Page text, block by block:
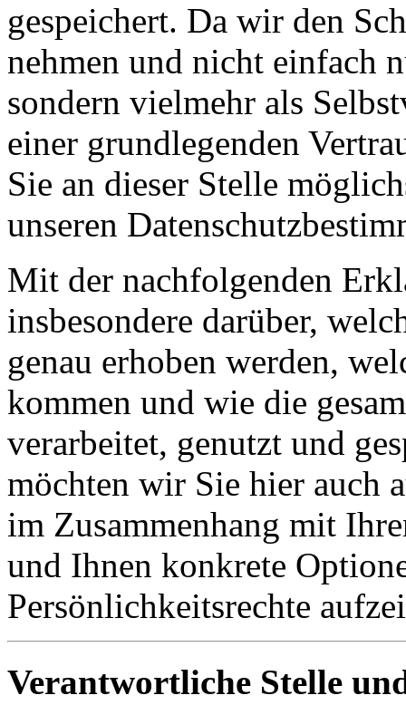
gespeichert. Da wir den
nehmen und nicht einfach
sondern vielmehr als
einer grundlegenden
Sie an dieser Stelle
unseren
Mit der nachfolgenden
insbesondere darüber,
genau erhoben werden,
kommen und wie die
verarbeitet, genutzt und
möchten wir Sie hier auch
im Zusammenhang mit
und Ihnen konkrete
Persönlichkeitsrechte
Verantwortliche Stelle